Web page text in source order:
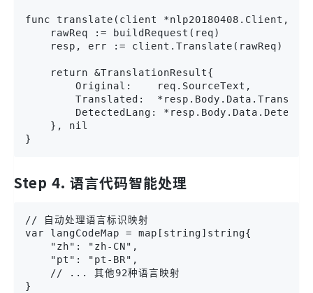
func translate(client *nlp20180408.Client,
    rawReq := buildRequest(req)
    resp, err := client.Translate(rawReq)
    return &TranslationResult{
        Original:    req.SourceText,
Translated:
DetectedLang:
    }, nil
}
Step 4. 语言代码智能处理
// 自动处理语言标识映射
var langCodeMap = map[string]string{
    "zh": "zh-CN",
    "pt": "pt-BR",
    // ... 其他92种语言映射
}